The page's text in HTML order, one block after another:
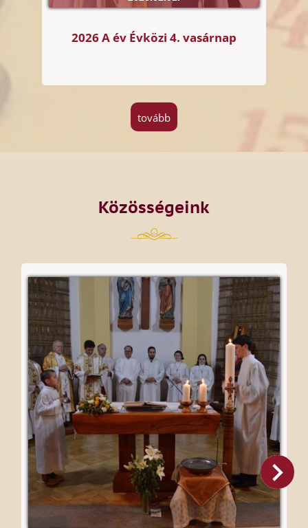
2026 A év Évközi 4. vasárnap
tovább
Közösségeink